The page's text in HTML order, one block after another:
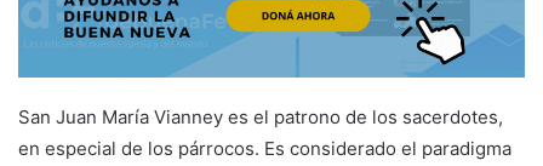
San Juan María Vianney es el patrono de los sacerdotes,
en especial de los párrocos. Es considerado el paradigma